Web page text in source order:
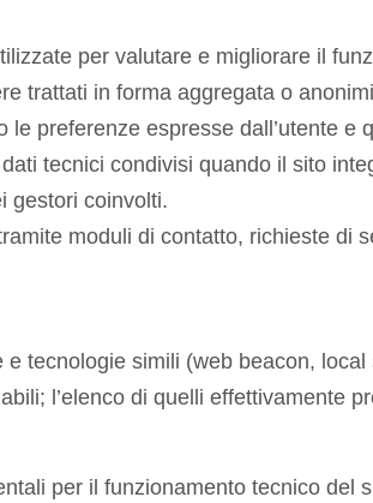
per valutare e migliorare il
trattati in forma aggregata o
preferenze espresse dall’utente e
dati tecnici condivisi quando il sito
gestori coinvolti.
moduli di contatto, richieste di
tecnologie simili (web beacon,
l’elenco di quelli effettivamente
per il funzionamento tecnico del